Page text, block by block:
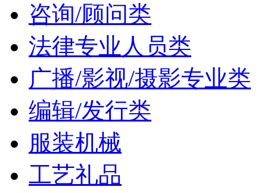
咨询/顾问类
法律专业人员类
广播/影视/摄影专业类
编辑/发行类
服装机械
工艺礼品